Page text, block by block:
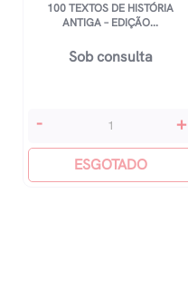
100 TEXTOS DE HISTÓRIA
ANTIGA – EDIÇÃO...
Sob consulta
100
História
- +
ESGOTADO